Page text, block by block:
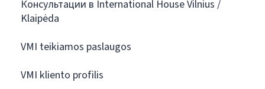
Консультации в International House Vilnius /
Klaipėda
VMI teikiamos paslaugos
VMI kliento profilis